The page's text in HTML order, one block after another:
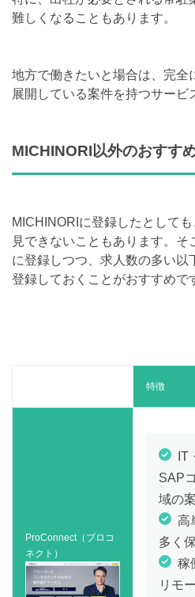
難しくなることもあります。
地方で働きたいと場合は、完全
展開している案件を持つサービ
MICHINORI以外のおすす
MICHINORIに登録したとして
見できないこともあります。そ
に登録しつつ、求人数の多い以
登録しておくことがおすすめで
特徴
ProConnect（プロコ
ネクト）
IT
SAP
域の
高
多く
稼
リモ